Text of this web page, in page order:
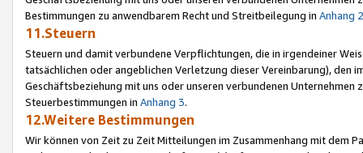
Bestimmungen zu anwendbarem Recht und Streitbeilegung in Anhang 2
11.Steuern
Steuern und damit verbundene Verpflichtungen, die in irgendeiner
tatsächlichen oder angeblichen Verletzung dieser Vereinbarung), den
Geschäftsbeziehung mit uns oder unseren verbundenen
Steuerbestimmungen in Anhang 3.
12.Weitere Bestimmungen
Wir können von Zeit zu Zeit Mitteilungen im Zusammenhang mit dem